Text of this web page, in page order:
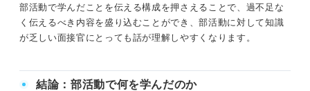
部活動で学んだことを伝える構成を押さえることで、過不足な
く伝えるべき内容を盛り込むことができ、部活動に対して知識
が乏しい面接官にとっても話が理解しやすくなります。
結論：部活動で何を学んだのか